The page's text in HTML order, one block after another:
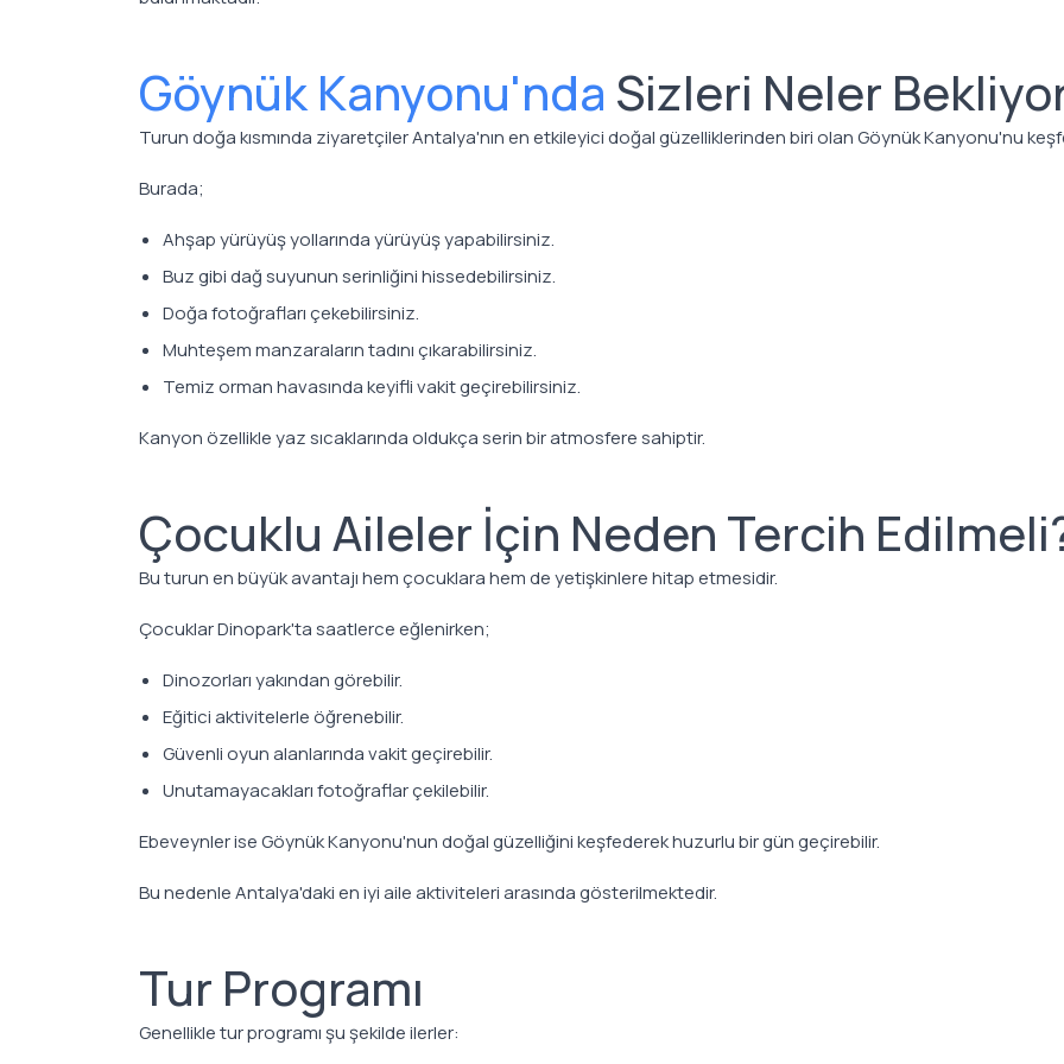
Göynük Kanyonu'nda Sizleri Neler
Turun doğa kısmında ziyaretçiler Antalya'nın en etkileyici doğal güzelliklerinden biri olan Göynük Kanyonu'nu
Burada;
Ahşap yürüyüş yollarında yürüyüş yapabilirsiniz.
Buz gibi dağ suyunun serinliğini hissedebilirsiniz.
Doğa fotoğrafları çekebilirsiniz.
Muhteşem manzaraların tadını çıkarabilirsiniz.
Temiz orman havasında keyifli vakit geçirebilirsiniz.
Kanyon özellikle yaz sıcaklarında oldukça serin bir atmosfere sahiptir.
Çocuklu Aileler İçin Neden Tercih
Bu turun en büyük avantajı hem çocuklara hem de yetişkinlere hitap etmesidir.
Çocuklar Dinopark'ta saatlerce eğlenirken;
Dinozorları yakından görebilir.
Eğitici aktivitelerle öğrenebilir.
Güvenli oyun alanlarında vakit geçirebilir.
Unutamayacakları fotoğraflar çekilebilir.
Ebeveynler ise Göynük Kanyonu'nun doğal güzelliğini keşfederek huzurlu bir gün geçirebilir.
Bu nedenle Antalya'daki en iyi aile aktiviteleri arasında gösterilmektedir.
Tur Programı
Genellikle tur programı şu şekilde ilerler: